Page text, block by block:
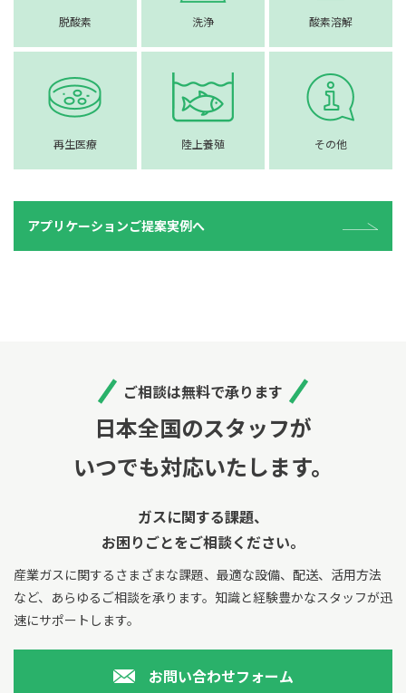
脱酸素 洗浄 酸素溶解
再生医療 陸上養殖 その他
アプリケーションご提案実例へ
ご相談は無料で承ります
日本全国のスタッフが
いつでも対応いたします。
ガスに関する課題、
お困りごとをご相談ください。
産業ガスに関するさまざまな課題、最適な設備、配送、活用方法
など、あらゆるご相談を承ります。 知識と経験豊かなスタッフが迅
速にサポートします。
お問い合わせフォーム